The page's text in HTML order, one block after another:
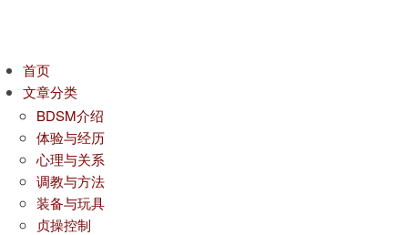
首页
文章分类
BDSM介绍
体验与经历
心理与关系
调教与方法
装备与玩具
贞操控制